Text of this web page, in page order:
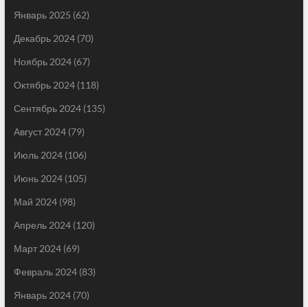
Январь 2025 (62)
Декабрь 2024(70)
Ноябрь 2024(67)
Октябрь 2024(118)
Сентябрь 2024(135)
Август 2024(79)
Июль 2024(106)
Июнь 2024(105)
Май 2024(98)
Апрель 2024(120)
Март 2024(69)
Февраль 2024(83)
Январь 2024(70)